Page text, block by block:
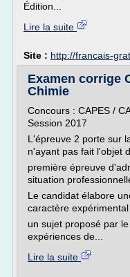
Édition...
Lire la suite
Site : http://francais-
Examen corrige
Chimie
Concours : CAPES /
Session 2017
L'épreuve 2 porte sur
n'ayant pas fait l'objet
première épreuve
situation
Le candidat élabore
caractère
un sujet proposé par
expériences de...
Lire la suite